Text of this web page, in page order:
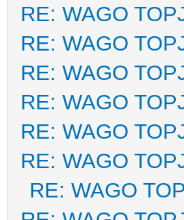
RE: WAGO
RE: WAGO
RE: WAGO
RE: WAGO
RE: WAGO
RE: WAGO
RE: WAGO